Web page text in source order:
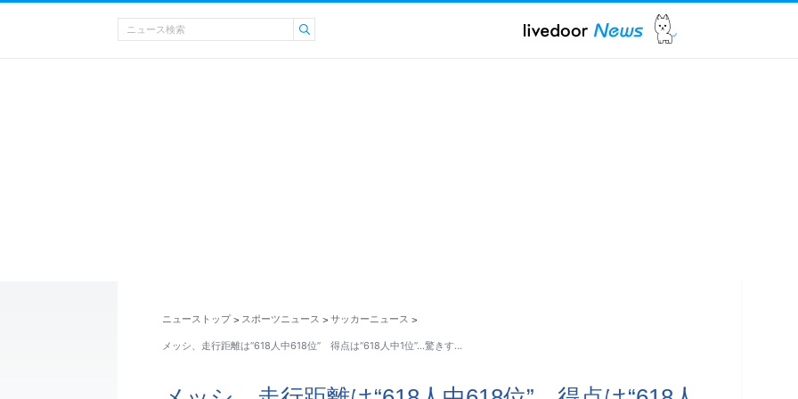
ニューストップ > スポーツニュース > サッカーニュース >
メッシ、走行距離は“618人中618位” 得点は“618人中1位”…驚きす…